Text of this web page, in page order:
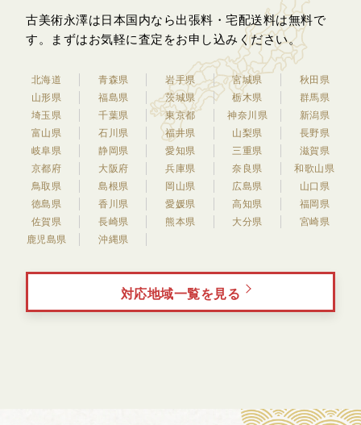
古美術永澤は日本国内なら出張料・宅配送料は無料で
す。
まずはお気軽に査定をお申し込みください。
北海道 青森県 岩手県 宮城県
秋田県
山形県
福島県 茨城県 栃木県
群馬県
埼玉県
千葉県 東京都 神奈川県
新潟県
富山県
石川県 福井県 山梨県
長野県
岐阜県
静岡県 愛知県 三重県
滋賀県
京都府
大阪府 兵庫県 奈良県
和歌山県
鳥取県
島根県 岡山県 広島県
山口県
徳島県
香川県 愛媛県 高知県
福岡県
佐賀県
長崎県 熊本県 大分県
宮崎県
鹿児島県
沖縄県
対応地域一覧を見る